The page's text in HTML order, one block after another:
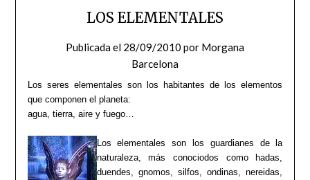
LOS ELEMENTALES
Publicada el 28/09/2010 por Morgana
Barcelona
Los seres elementales son los habitantes de los elementos
que componen el planeta:
agua, tierra, aire y fuego…
Los elementales son los guardianes de la
naturaleza, más conociodos como hadas,
duendes, gnomos, silfos, ondinas, nereidas,